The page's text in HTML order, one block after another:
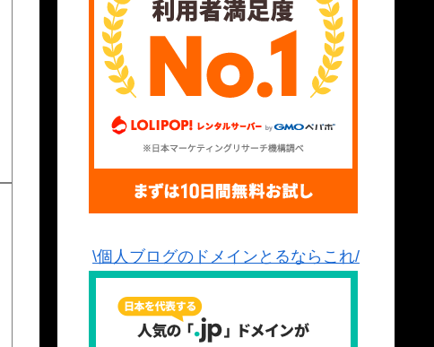
\個人ブログのドメインとるならこれ/